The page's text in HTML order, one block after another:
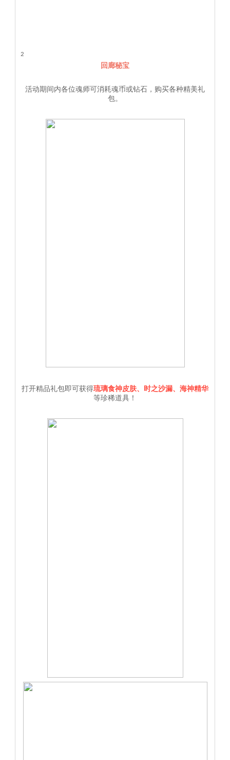
2
回廊秘宝
活动期间内各位魂师可消耗魂币或钻石，购买各种精美礼
包。
打开精品礼包即可获得琉璃食神皮肤、时之沙漏、海神精华
等珍稀道具！